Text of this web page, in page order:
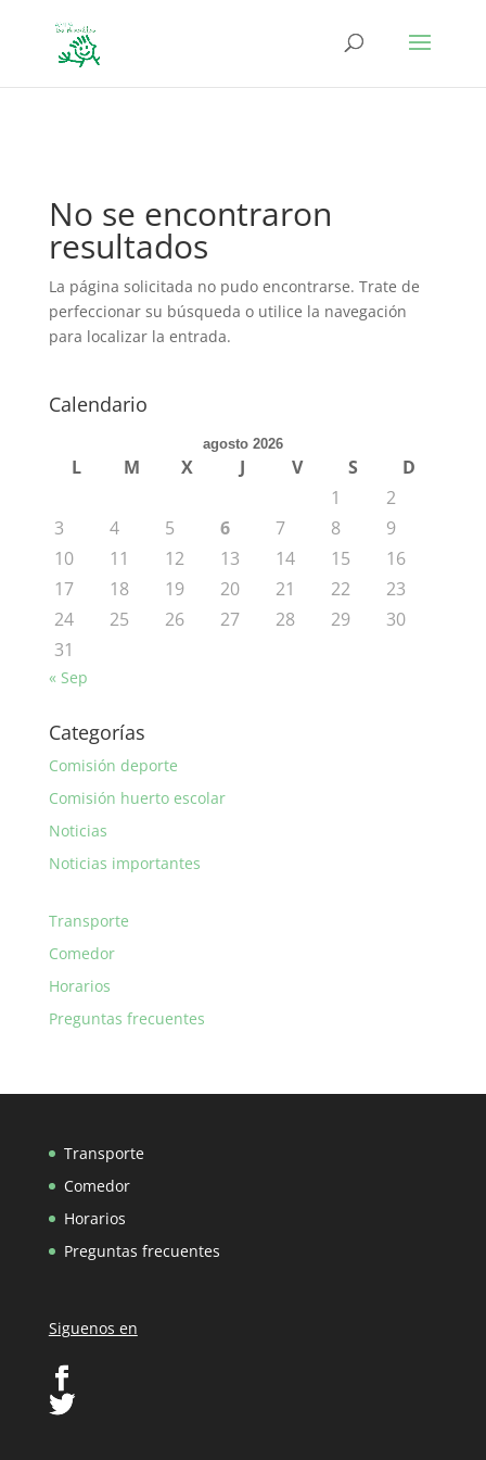
No se encontraron
resultados
La página solicitada no pudo encontrarse. Trate de
perfeccionar su búsqueda o utilice la navegación
para localizar la entrada.
Calendario
agosto 2026
L M X J V S
D
1
2
3
4 5 6 7 8
9
10
11 12 13 14 15
16
17
18 19 20 21 22
23
24
25 26 27 28 29
30
31
« Sep
Categorías
Comisión deporte
Comisión huerto escolar
Noticias
Noticias importantes
Transporte
Comedor
Horarios
Preguntas frecuentes
Transporte
Comedor
Horarios
Preguntas frecuentes
Siguenos en